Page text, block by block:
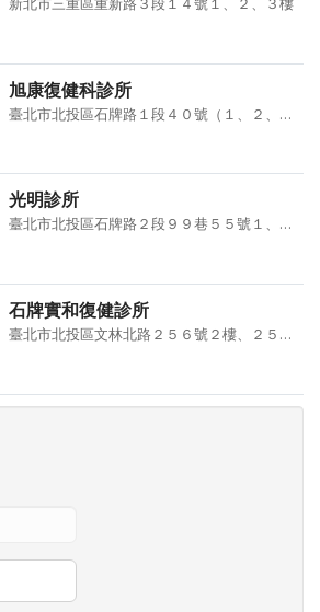
旭康復健科診所
臺北市北投區石牌路１段４０號（１、２、３樓）
光明診所
臺北市北投區石牌路２段９９巷５５號１、２樓
石牌實和復健診所
臺北市北投區文林北路２５６號２樓、２５８號２樓、２６０號２樓